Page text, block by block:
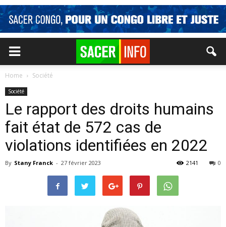
Home Société
Société
Le rapport des droits humains
fait état de 572 cas de
violations identifiées en 2022
By Stany Franck - 27 février 2023 0
2141